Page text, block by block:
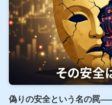
偽りの安全という名の罠